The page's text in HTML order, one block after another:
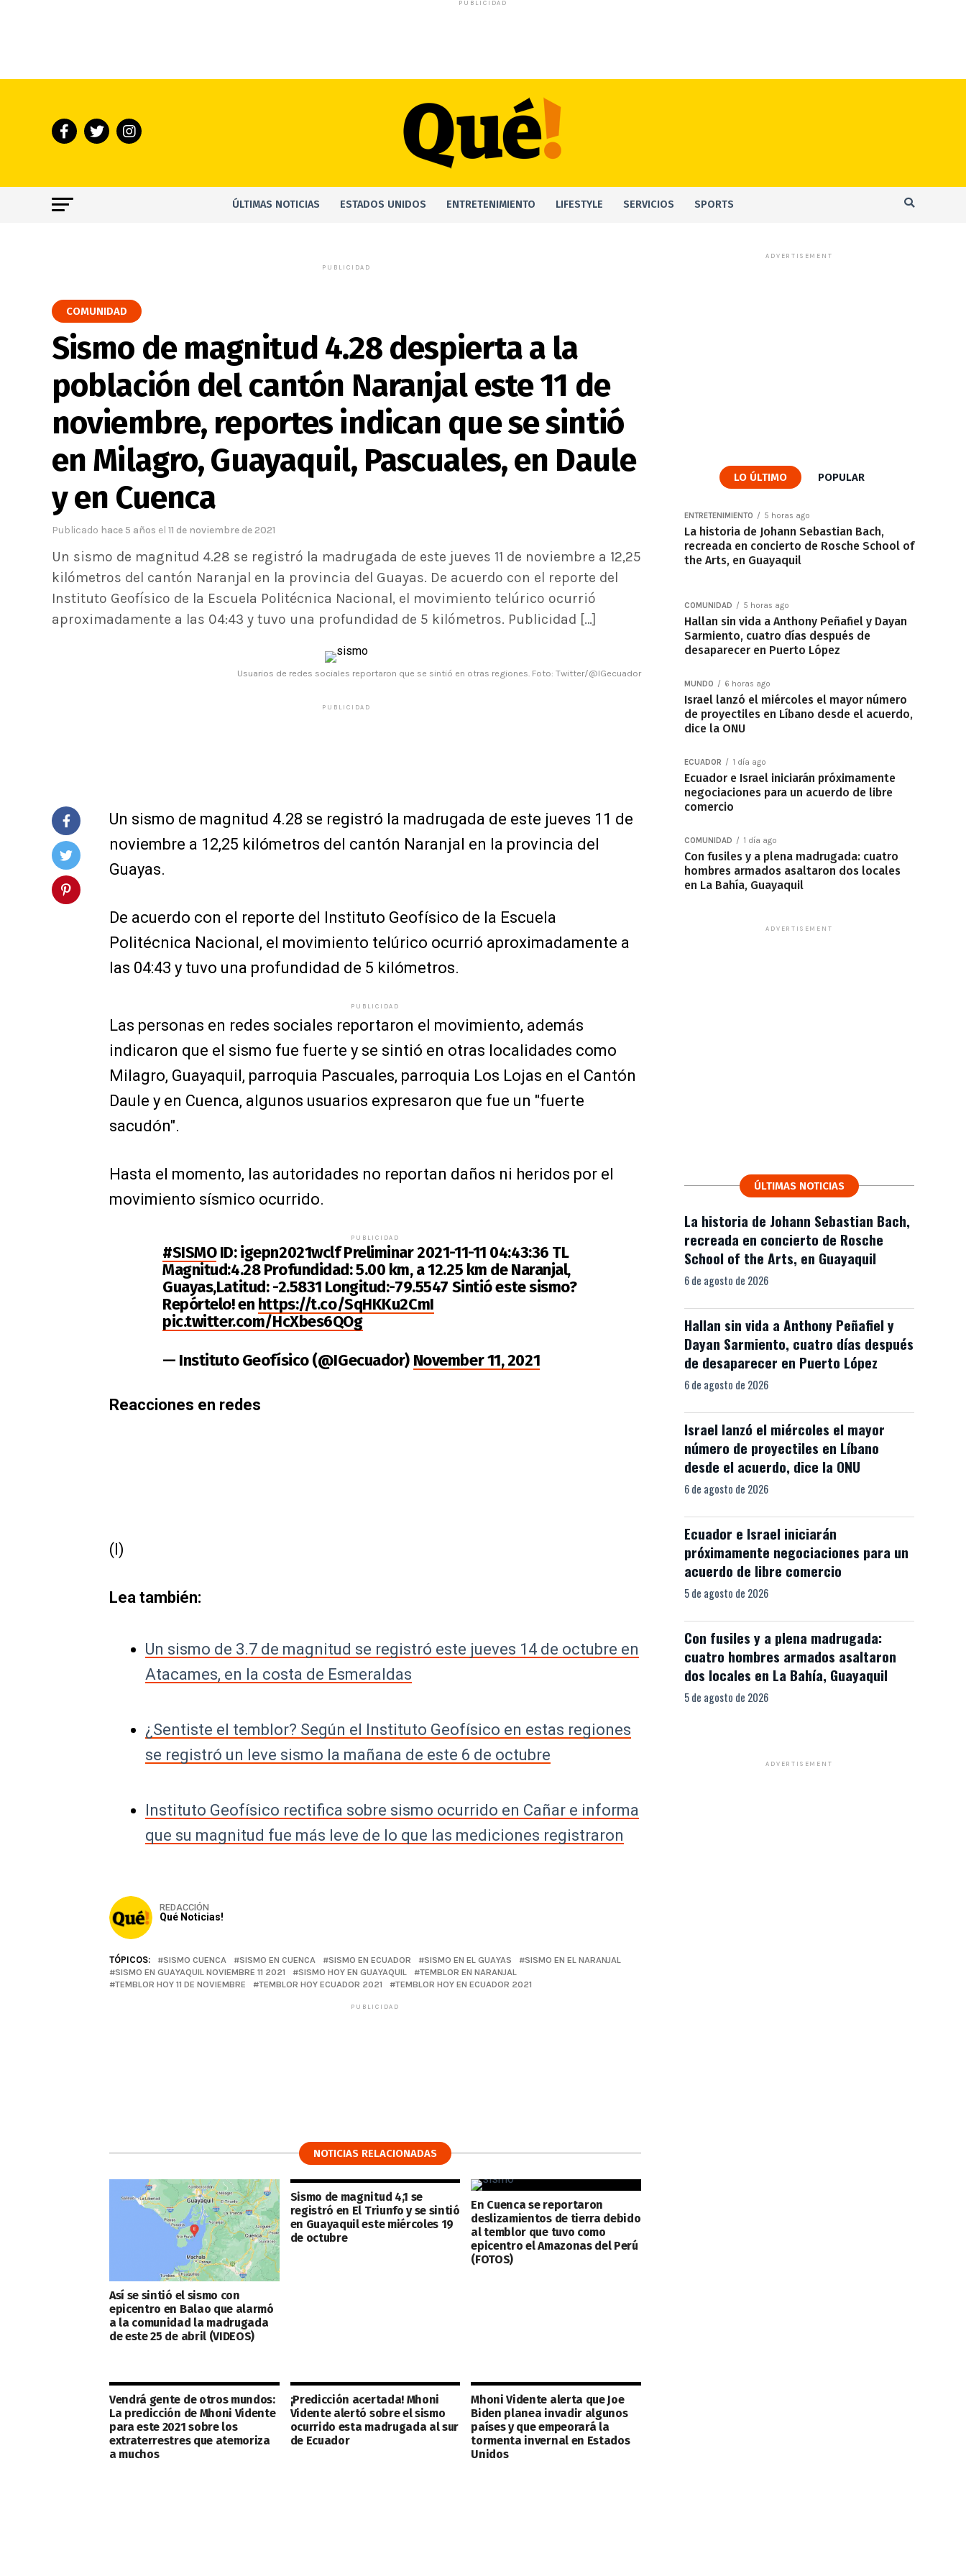
PUBLICIDAD
ÚLTIMAS NOTICIAS ESTADOS UNIDOS ENTRETENIMIENTO LIFESTYLE SERVICIOS SPORTS
PUBLICIDAD
COMUNIDAD
Sismo de magnitud 4.28 despierta a la
población del cantón Naranjal este 11 de
noviembre, reportes indican que se sintió
en Milagro, Guayaquil, Pascuales, en Daule
y en Cuenca
Publicado hace 5 años el 11 de noviembre de 2021
Un sismo de magnitud 4.28 se registró la madrugada de este jueves 11 de noviembre a 12,25
kilómetros del cantón Naranjal en la provincia del Guayas. De acuerdo con el reporte del
Instituto Geofísico de la Escuela Politécnica Nacional, el movimiento telúrico ocurrió
aproximadamente a las 04:43 y tuvo una profundidad de 5 kilómetros. Publicidad […]
Usuarios de redes sociales reportaron que se sintió en otras regiones. Foto: Twitter/@IGecuador
PUBLICIDAD
Un sismo de magnitud 4.28 se registró la madrugada de este jueves 11 de
noviembre a 12,25 kilómetros del cantón Naranjal en la provincia del
Guayas.
De acuerdo con el reporte del Instituto Geofísico de la Escuela
Politécnica Nacional, el movimiento telúrico ocurrió aproximadamente a
las 04:43 y tuvo una profundidad de 5 kilómetros.
PUBLICIDAD
Las personas en redes sociales reportaron el movimiento, además
indicaron que el sismo fue fuerte y se sintió en otras localidades como
Milagro, Guayaquil, parroquia Pascuales, parroquia Los Lojas en el Cantón
Daule y en Cuenca, algunos usuarios expresaron que fue un "fuerte
sacudón".
Hasta el momento, las autoridades no reportan daños ni heridos por el
movimiento sísmico ocurrido.
PUBLICIDAD
#SISMOID: igepn2021wclf Preliminar 2021-11-11 04:43:36 TL
Magnitud:4.28 Profundidad: 5.00 km, a 12.25 km de Naranjal,
Guayas,Latitud: -2.5831 Longitud:-79.5547 Sintió este sismo?
Repórtelo! en https://t.co/SqHKKu2CmI
pic.twitter.com/HcXbes6QOg
— Instituto Geofísico (@IGecuador) November 11, 2021
Reacciones en redes
(I)
Lea también:
Un sismo de 3.7 de magnitud se registró este jueves 14 de octubre en
Atacames, en la costa de Esmeraldas
¿Sentiste el temblor? Según el Instituto Geofísico en estas regiones
se registró un leve sismo la mañana de este 6 de octubre
Instituto Geofísico rectifica sobre sismo ocurrido en Cañar e informa
que su magnitud fue más leve de lo que las mediciones registraron
REDACCIÓN
Qué Noticias!
TÓPICOS: SISMO CUENCA SISMO EN CUENCA SISMO EN ECUADOR SISMO EN EL GUAYAS
SISMO EN EL NARANJAL
SISMO EN GUAYAQUIL NOVIEMBRE 11 2021
SISMO HOY EN GUAYAQUIL
TEMBLOR EN NARANJAL
TEMBLOR HOY 11 DE NOVIEMBRE
TEMBLOR HOY ECUADOR 2021 TEMBLOR HOY EN ECUADOR 2021
PUBLICIDAD
NOTICIAS RELACIONADAS
Así se sintió el sismo con
epicentro en Balao que alarmó
a la comunidad la madrugada
de este 25 de abril (VIDEOS)
Sismo de magnitud 4,1 se
registró en El Triunfo y se sintió
en Guayaquil este miércoles 19
de octubre
En Cuenca se reportaron
deslizamientos de tierra debido
al temblor que tuvo como
epicentro el Amazonas del Perú
(FOTOS)
Vendrá gente de otros mundos:
La predicción de Mhoni Vidente
para este 2021 sobre los
extraterrestres que atemoriza
a muchos
¡Predicción acertada! Mhoni
Vidente alertó sobre el sismo
ocurrido esta madrugada al sur
de Ecuador
Mhoni Vidente alerta que Joe
Biden planea invadir algunos
países y que empeorará la
tormenta invernal en Estados
Unidos
ADVERTISEMENT
LO ÚLTIMO POPULAR
ENTRETENIMIENTO 5 horas ago
La historia de Johann Sebastian Bach,
recreada en concierto de Rosche School of
the Arts, en Guayaquil
COMUNIDAD 5 horas ago
Hallan sin vida a Anthony Peñafiel y Dayan
Sarmiento, cuatro días después de
desaparecer en Puerto López
MUNDO 6 horas ago
Israel lanzó el miércoles el mayor número
de proyectiles en Líbano desde el acuerdo,
dice la ONU
ECUADOR 1 día ago
Ecuador e Israel iniciarán próximamente
negociaciones para un acuerdo de libre
comercio
COMUNIDAD 1 día ago
Con fusiles y a plena madrugada: cuatro
hombres armados asaltaron dos locales
en La Bahía, Guayaquil
ADVERTISEMENT
ÚLTIMAS NOTICIAS
La historia de Johann Sebastian Bach,
recreada en concierto de Rosche
School of the Arts, en Guayaquil
6 de agosto de 2026
Hallan sin vida a Anthony Peñafiel y
Dayan Sarmiento, cuatro días después
de desaparecer en Puerto López
6 de agosto de 2026
Israel lanzó el miércoles el mayor
número de proyectiles en Líbano
desde el acuerdo, dice la ONU
6 de agosto de 2026
Ecuador e Israel iniciarán
próximamente negociaciones para un
acuerdo de libre comercio
5 de agosto de 2026
Con fusiles y a plena madrugada:
cuatro hombres armados asaltaron
dos locales en La Bahía, Guayaquil
5 de agosto de 2026
ADVERTISEMENT